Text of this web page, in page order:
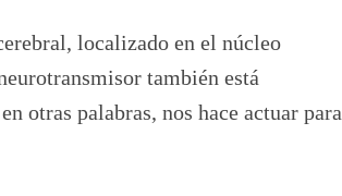
localizado en el núcleo
también está
otras palabras, nos hace actuar para